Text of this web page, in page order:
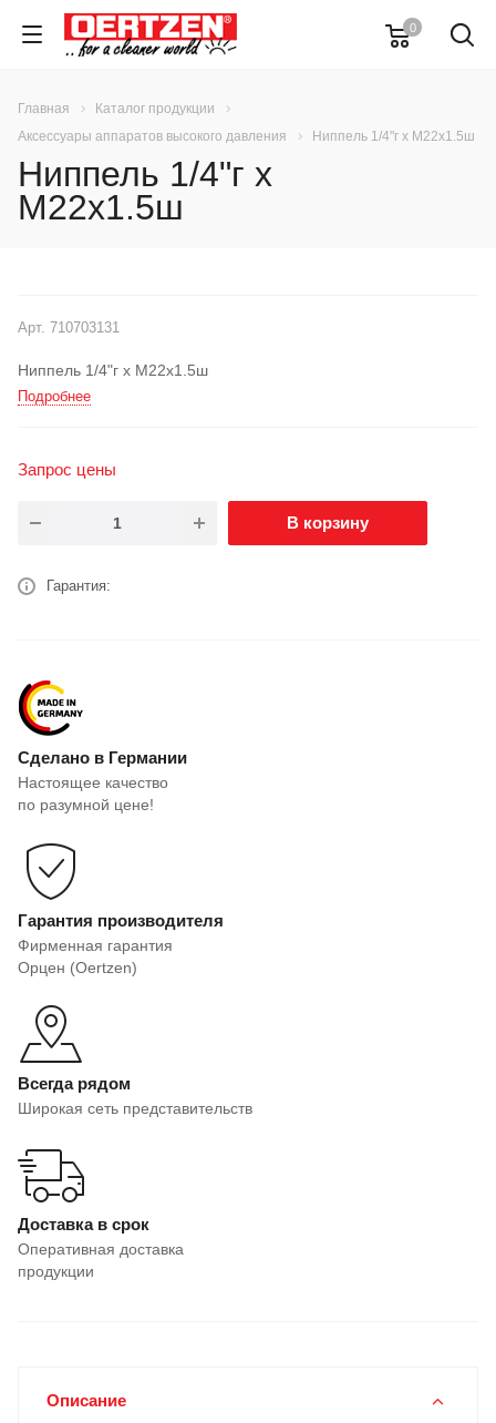
0
Главная
Каталог продукции
Аксессуары аппаратов высокого давления
Ниппель 1/4"г x M22x1.5ш
Ниппель 1/4"г x
M22x1.5ш
Арт. 710703131
Ниппель 1/4"г x M22x1.5ш
Подробнее
Запрос цены
В корзину
Гарантия:
Сделано в Германии
Настоящее качество
по разумной цене!
Гарантия производителя
Фирменная гарантия
Орцен (Oertzen)
Всегда рядом
Широкая сеть представительств
Доставка в срок
Оперативная доставка
продукции
Описание